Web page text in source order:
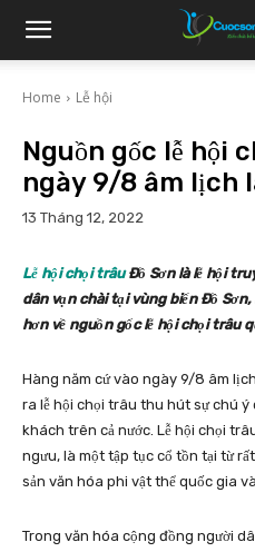
Home Lễ hội
Nguồn gốc lễ hội
ngày 9/8 âm lịch
13 Tháng 12, 2022
Lễ hội chọi trâuĐồ Sơn là lễ hội
dân vạn chài tại vùng biển Đồ
hơn về nguồn gốc lễ hội chọi trâu
Hàng năm cứ vào ngày 9/8 âm
ra lễ hội chọi trâu thu hút sự chú
khách trên cả nước. Lễ hội chọi
ngưu, là một tập tục cổ tồn tại từ
sản văn hóa phi vật thể quốc gia
Trong văn hóa cộng đồng người